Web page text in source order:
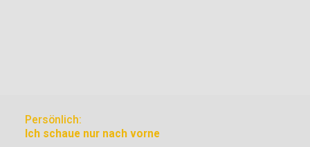
Persönlich:
Ich schaue nur nach vorne